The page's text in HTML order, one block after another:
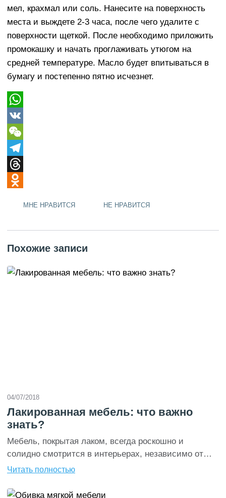
мел, крахмал или соль. Нанесите на поверхность
места и выждете 2-3 часа, после чего удалите с
поверхности щеткой. После необходимо приложить
промокашку и начать проглаживать утюгом на
средней температуре. Масло будет впитываться в
бумагу и постепенно пятно исчезнет.
WhatsApp
VK
WeChat
Telegram
Threads
МНЕ НРАВИТСЯ НЕ НРАВИТСЯ
Похожие записи
04/07/2018
Лакированная мебель: что важно
знать?
Мебель, покрытая лаком, всегда роскошно и
солидно смотрится в интерьерах, независимо от
модных тенденций. Но обладатели такой мебели
мы решились поделиться с нашими читателями
Читать полностью